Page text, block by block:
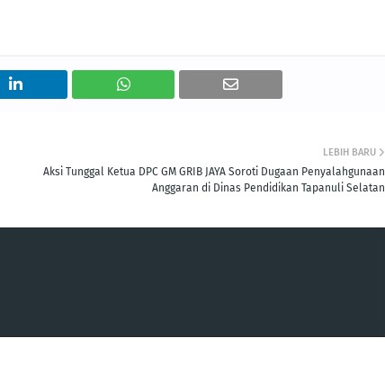
LEBIH BARU
Aksi Tunggal Ketua DPC GM GRIB JAYA Soroti Dugaan Penyalahgunaan
Anggaran di Dinas Pendidikan Tapanuli Selatan